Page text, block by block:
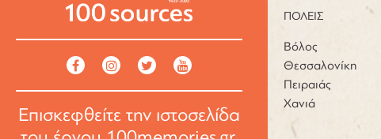
Επισκεφθείτε την ιστοσελίδα
ΠΟΛΕΙΣ
Βόλος
Θεσσαλονίκη
Πειραιάς
Χανιά